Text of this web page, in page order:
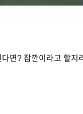
면? 잠깐이라고 할지